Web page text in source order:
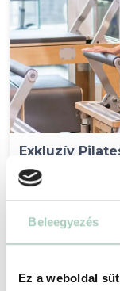
Beleegyezés
Ez a weboldal
Exkluzív
edzővel
1133 Budapest Kelén u.
2 óra, max. 7 fő